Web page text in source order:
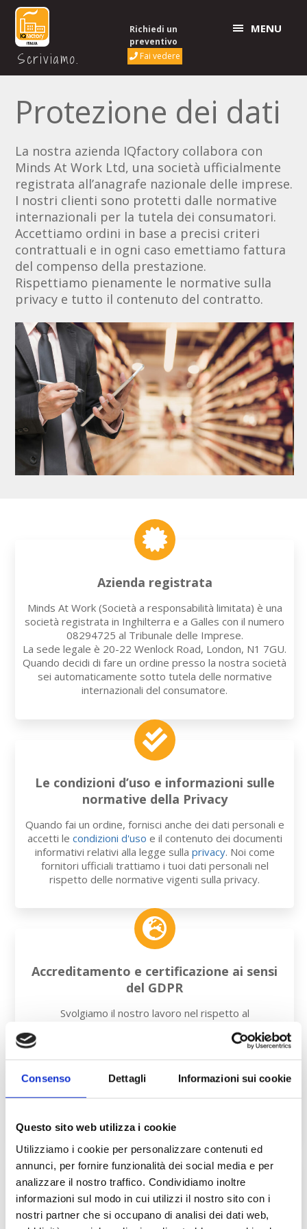
Consenso Dettagli Informazioni sui cookie
Questo sito web utilizza i cookie
Utilizziamo i cookie per personalizzare contenuti ed
annunci, per fornire funzionalità dei social media e per
analizzare il nostro traffico. Condividiamo inoltre
informazioni sul modo in cui utilizzi il nostro sito con i
nostri partner che si occupano di analisi dei dati web,
Scriviamo.
MENU
Richiedi un
preventivo
Fai vedere
Protezione dei dati
La nostra azienda IQfactory collabora con
Minds At Work Ltd, una società ufficialmente
registrata all’anagrafe nazionale delle imprese.
I nostri clienti sono protetti dalle normative
internazionali per la tutela dei consumatori.
Accettiamo ordini in base a precisi criteri
contrattuali e in ogni caso emettiamo fattura
del compenso della prestazione.
Rispettiamo pienamente le normative sulla
privacy e tutto il contenuto del contratto.
Azienda registrata
Minds At Work (Società a responsabilità limitata) è una
società registrata in Inghilterra e a Galles con il numero
08294725 al Tribunale delle Imprese.
La sede legale è 20-22 Wenlock Road, London, N1 7GU.
Quando decidi di fare un ordine presso la nostra società
sei automaticamente sotto tutela delle normative
internazionali del consumatore.
Le condizioni d’uso e informazioni sulle
normative della Privacy
Quando fai un ordine, fornisci anche dei dati personali e
accetti le condizioni d'uso e il contenuto dei documenti
informativi relativi alla legge sulla privacy. Noi come
fornitori ufficiali trattiamo i tuoi dati personali nel
rispetto delle normative vigenti sulla privacy.
Accreditamento e certificazione ai sensi
del GDPR
Svolgiamo il nostro lavoro nel rispetto al
EUROPEO E DEL CONSIGLIO del 27 aprile 2016
libera circolazione di tali dati e che abroga la direttiva
95/46/CE (regolamento generale sulla protezione dei
Anonimità